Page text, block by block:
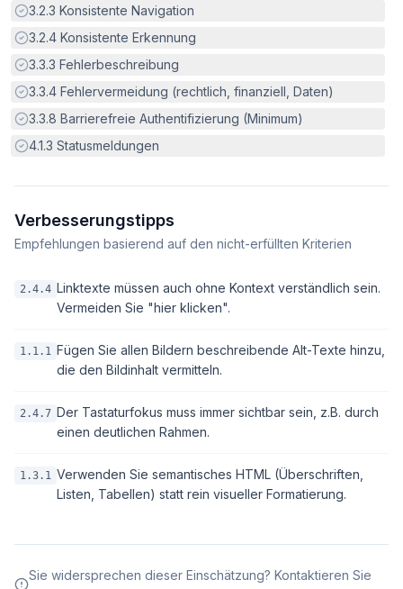
Erfüllt:
3.2.3 Konsistente Navigation
Erfüllt:
3.2.4 Konsistente Erkennung
Erfüllt:
3.3.3 Fehlerbeschreibung
Erfüllt:
3.3.4 Fehlervermeidung (rechtlich, finanziell, Daten)
Erfüllt:
3.3.8 Barrierefreie Authentifizierung (Minimum)
Erfüllt:
4.1.3 Statusmeldungen
Verbesserungstipps
Empfehlungen basierend auf den nicht-erfüllten Kriterien
2.4.4 Linktexte müssen auch ohne Kontext verständlich sein.
Vermeiden Sie "hier klicken".
1.1.1 Fügen Sie allen Bildern beschreibende Alt-Texte hinzu,
die den Bildinhalt vermitteln.
2.4.7 Der Tastaturfokus muss immer sichtbar sein, z.B. durch
einen deutlichen Rahmen.
1.3.1 Verwenden Sie semantisches HTML (Überschriften,
Listen, Tabellen) statt rein visueller Formatierung.
Sie widersprechen dieser Einschätzung? Kontaktieren Sie